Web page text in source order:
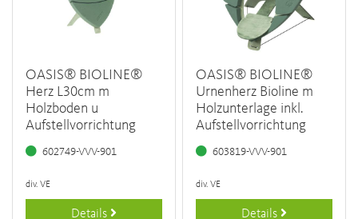
OASIS® BIOLINE®
Herz L30cm m
Holzboden u
Aufstellvorrichtung
602749-VVV-901
div. VE
Details
OASIS® BIOLINE®
Urnenherz Bioline m
Holzunterlage inkl.
Aufstellvorrichtung
603819-VVV-901
div. VE
Details